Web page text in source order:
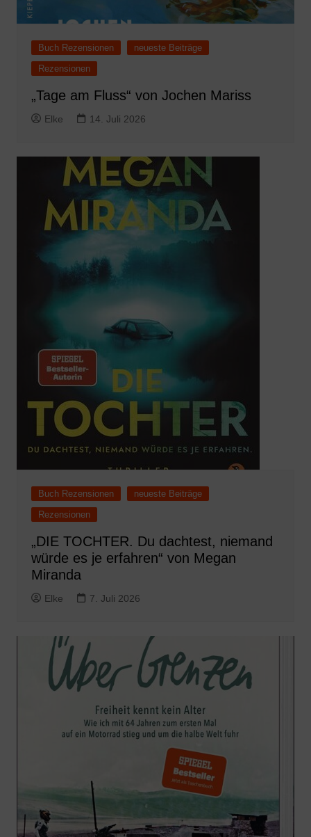
Buch Rezensionen
neueste Beiträge
Rezensionen
„Tage am Fluss“ von Jochen Mariss
Elke 14. Juli 2026
Buch Rezensionen
neueste Beiträge
Rezensionen
„DIE TOCHTER. Du dachtest, niemand
würde es je erfahren“ von Megan
Miranda
Elke 7. Juli 2026